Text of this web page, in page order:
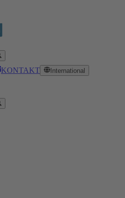
KONTAKT
International